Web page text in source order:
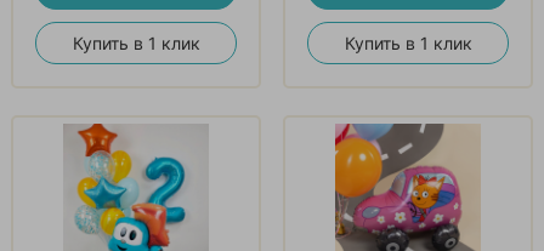
Купить в 1 клик Купить в 1 клик